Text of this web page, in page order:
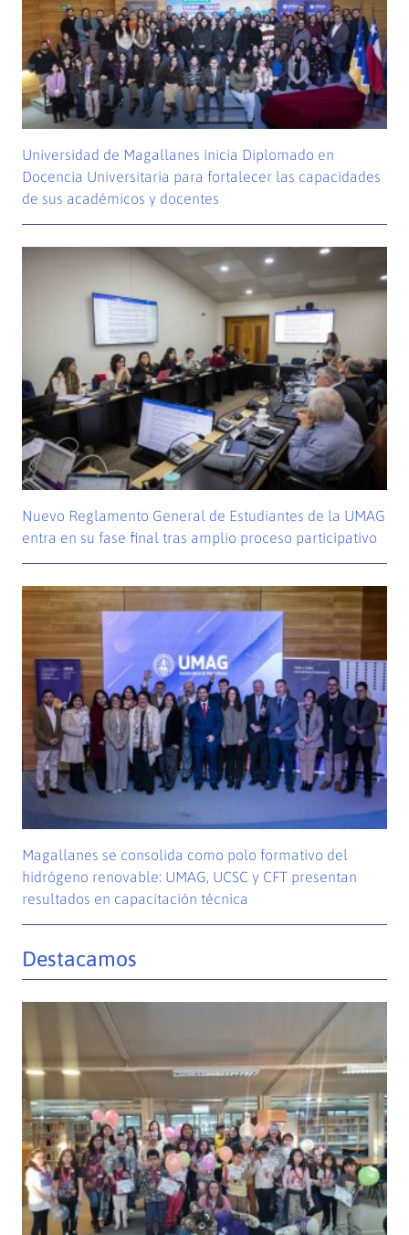
Universidad de Magallanes inicia Diplomado en
Docencia Universitaria para fortalecer las capacidades
de sus académicos y docentes
Nuevo Reglamento General de Estudiantes de la UMAG
entra en su fase final tras amplio proceso participativo
Magallanes se consolida como polo formativo del
hidrógeno renovable: UMAG, UCSC y CFT presentan
resultados en capacitación técnica
Destacamos